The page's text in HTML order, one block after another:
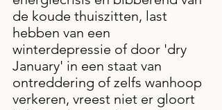
de koude thuiszitten, last
hebben van een
winterdepressie of door 'dry
January' in een staat van
ontreddering of zelfs wanhoop
verkeren, vreest niet er gloort